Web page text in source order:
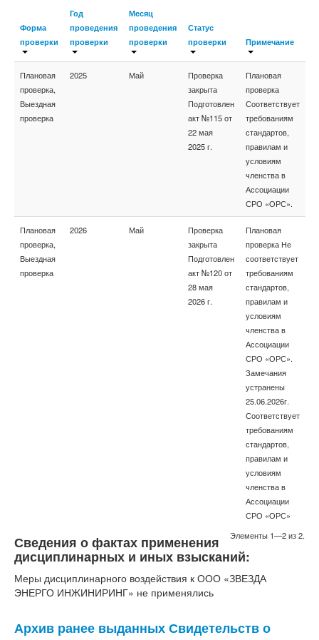
Форма
проверки
Год
проведения
проверки
Месяц
проведения
проверки
Статус
проверки
Примечание
Плановая
проверка,
Выездная
проверка
2025 Май
Проверка
закрыта
Подготовлен
акт №115 от
22 мая
2025 г.
Плановая
проверка
Соответствует
требованиям
стандартов,
правилам и
условиям
членства в
Ассоциации
СРО «ОРС».
Плановая
проверка,
Выездная
проверка
2026 Май
Проверка
закрыта
Подготовлен
акт №120 от
28 мая
2026 г.
Плановая
проверка Не
соответствует
требованиям
стандартов,
правилам и
условиям
членства в
Ассоциации
СРО «ОРС».
Замечания
устранены
25.06.2026г.
Соответствует
требованиям
стандартов,
правилам и
условиям
членства в
Ассоциации
СРО «ОРС»
Элементы 1—2 из 2.
Сведения о фактах применения
дисциплинарных и иных взысканий:
Меры дисциплинарного воздействия к ООО «ЗВЕЗДА
ЭНЕРГО ИНЖИНИРИНГ» не применялись
Архив ранее выданных Свидетельств о